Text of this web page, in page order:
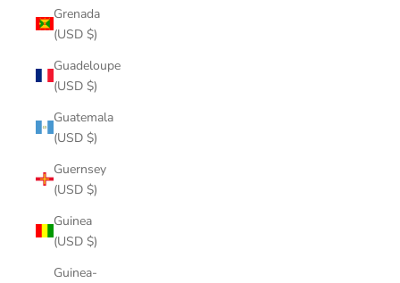
Grenada
(USD $)
Guadeloupe
(USD $)
Guatemala
(USD $)
Guernsey
(USD $)
Guinea
(USD $)
Guinea-